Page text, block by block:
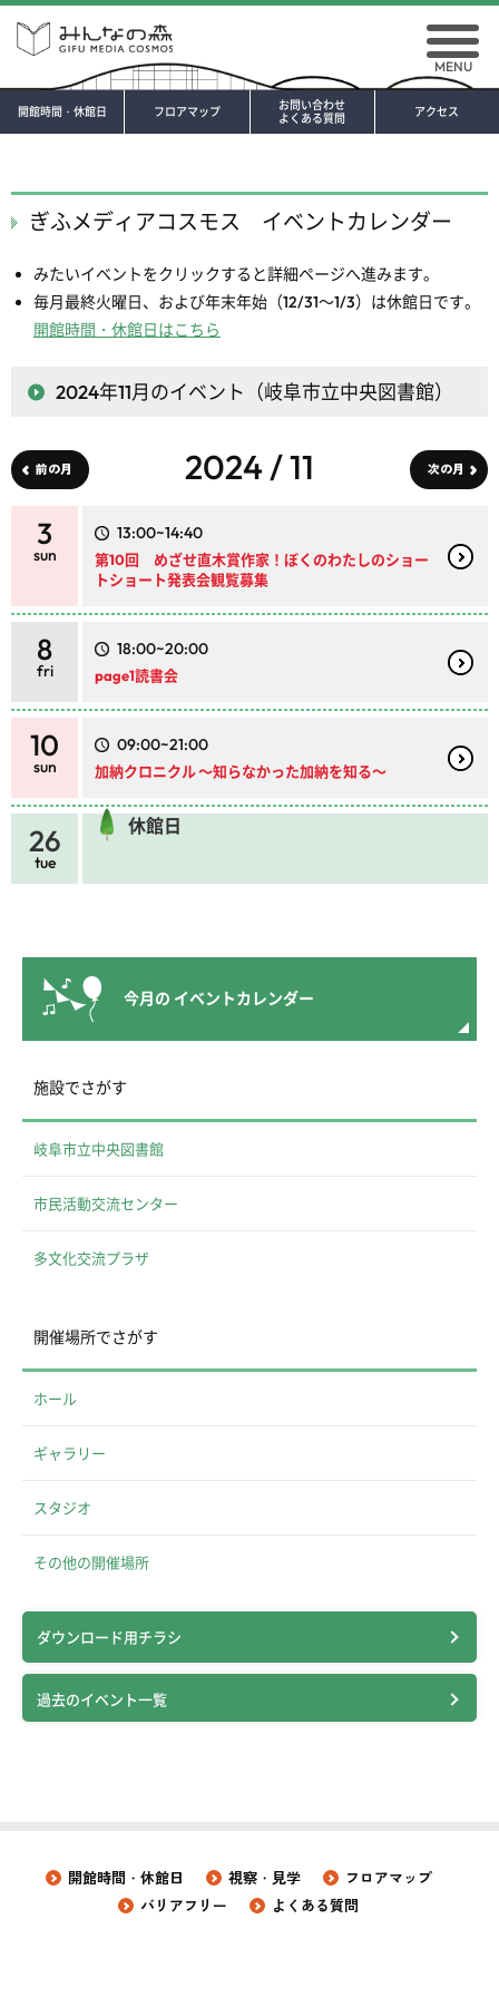
アクセス
開館時間・休館日 フロアマップ
お問い合わせ
よくある質問
MENU
ぎふメディアコスモス イベントカレンダー
みたいイベントをクリックすると詳細ページへ進みます。
毎月最終火曜日、および年末年始（12/31～1/3）は休館日です。
開館時間・休館日はこちら
2024年11月のイベント（岐阜市立中央図書館）
前の月 2024 / 11 次の月
3
sun
13:00~14:40
第10回 めざせ直木賞作家！ぼくのわたしのショー
トショート発表会観覧募集
8
fri
18:00~20:00
page1読書会
10
sun
09:00~21:00
加納クロニクル ～知らなかった加納を知る～
26
tue
休館日
今月の イベントカレンダー
施設でさがす
岐阜市立中央図書館
市民活動交流センター
多文化交流プラザ
開催場所でさがす
ホール
ギャラリー
スタジオ
その他の開催場所
ダウンロード用チラシ
過去のイベント一覧
開館時間・休館日 視察・見学
フロアマップ
バリアフリー
よくある質問